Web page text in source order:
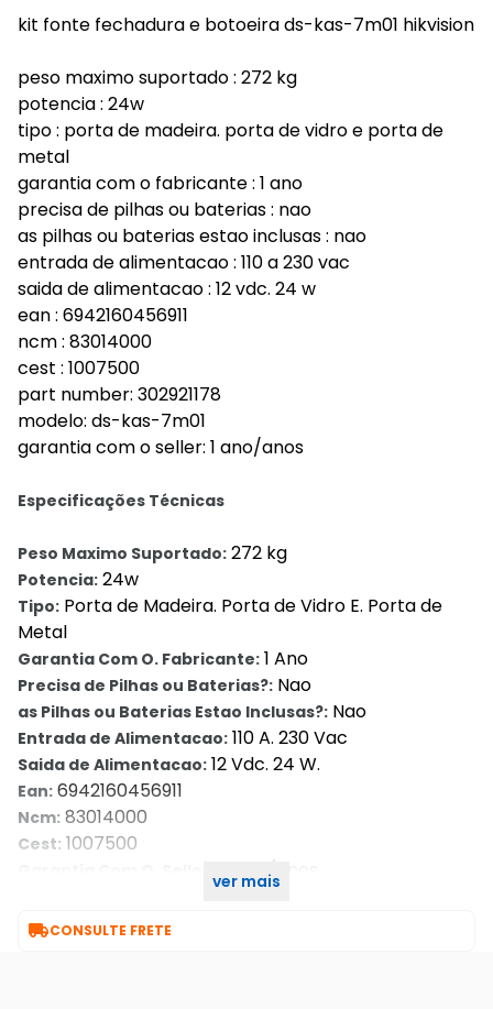
kit fonte fechadura e botoeira ds-kas-7m01 hikvision
peso maximo suportado : 272 kg
potencia : 24w
tipo : porta de madeira. porta de vidro e porta de
metal
garantia com o fabricante : 1 ano
precisa de pilhas ou baterias : nao
as pilhas ou baterias estao inclusas : nao
entrada de alimentacao : 110 a 230 vac
saida de alimentacao : 12 vdc. 24 w
ean : 6942160456911
ncm : 83014000
cest : 1007500
part number: 302921178
modelo: ds-kas-7m01
garantia com o seller: 1 ano/anos
Especificações Técnicas
Peso Maximo Suportado: 272 kg
Potencia: 24w
Tipo: Porta de Madeira. Porta de Vidro E. Porta de
Metal
Garantia Com O. Fabricante: 1 Ano
Precisa de Pilhas ou Baterias?: Nao
as Pilhas ou Baterias Estao Inclusas?: Nao
Entrada de Alimentacao: 110 A. 230 Vac
Saida de Alimentacao: 12 Vdc. 24 W.
Ean: 6942160456911
Ncm: 83014000
Cest: 1007500
1 Ano/anos
ver mais
CONSULTE FRETE